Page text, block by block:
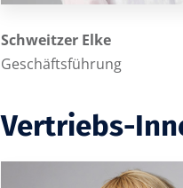
Schweitzer Elke
Geschäftsführung
Vertriebs-